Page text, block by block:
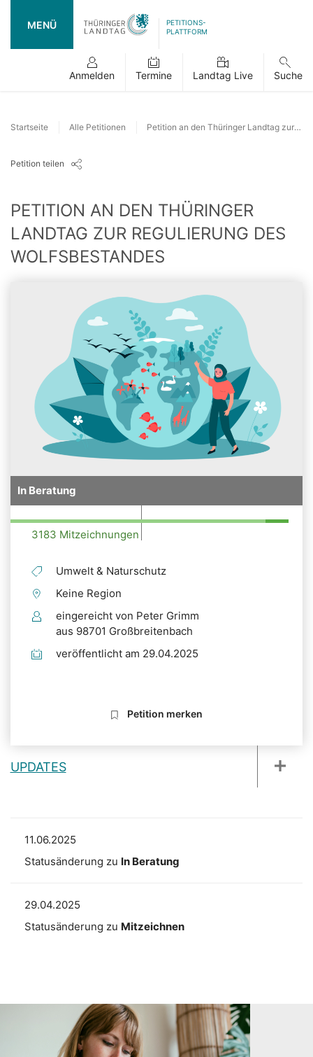
MENÜ
PETITIONS-
PLATTFORM
Anmelden Termine Landtag Live Suche
Startseite Alle Petitionen Petition an den Thüringer Landtag zur Regulierung des Wolfsbestandes
Petition teilen
PETITION AN DEN THÜRINGER
LANDTAG ZUR REGULIERUNG DES
WOLFSBESTANDES
In Beratung
3183 Mitzeichnungen
Umwelt & Naturschutz
Keine Region
eingereicht von Peter Grimm
aus 98701 Großbreitenbach
veröffentlicht am 29.04.2025
Petition merken
UPDATES
11.06.2025
Statusänderung zu In Beratung
29.04.2025
Statusänderung zu Mitzeichnen